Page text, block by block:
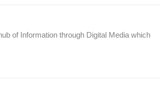
of Information through Digital Media which